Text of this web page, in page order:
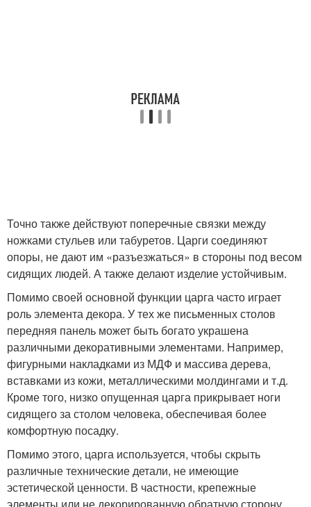
Точно также действуют поперечные связки между
ножками стульев или табуретов. Царги соединяют
опоры, не дают им «разъезжаться» в стороны под весом
сидящих людей. А также делают изделие устойчивым.
Помимо своей основной функции царга часто играет
роль элемента декора. У тех же письменных столов
передняя панель может быть богато украшена
различными декоративными элементами. Например,
фигурными накладками из МДФ и массива дерева,
вставками из кожи, металлическими молдингами и т.д.
Кроме того, низко опущенная царга прикрывает ноги
сидящего за столом человека, обеспечивая более
комфортную посадку.
Помимо этого, царга используется, чтобы скрыть
различные технические детали, не имеющие
эстетической ценности. В частности, крепежные